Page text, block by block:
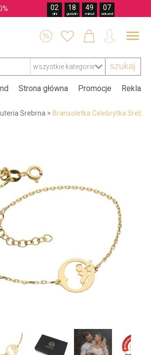
02
dni
18
godzin
49
minut
05
sekund
szukaj
   
Strona główna Promocje
Srebrna > Bransoletka Celebrytka Srebro